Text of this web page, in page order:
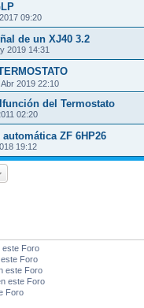
09:20
de un XJ40 3.2
2019 14:31
Abr 2019 22:10
del Termostato
02:20
ZF 6HP26
19:12
este Foro
Foro
este Foro
este Foro
Foro